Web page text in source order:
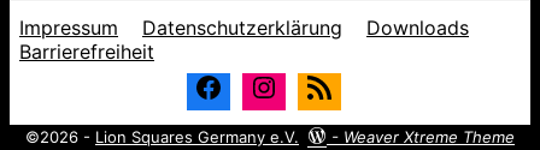
Impressum Datenschutzerklärung
Downloads
Barrierefreiheit
©2026 - Lion Squares Germany e.V. - Weaver Xtreme Theme